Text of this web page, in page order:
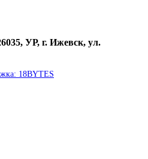
УР, г. Ижевск, ул.
18BYTES